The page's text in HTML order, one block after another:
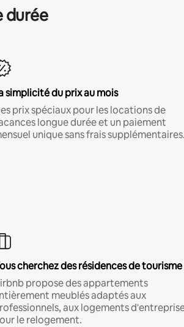
durée
simplicité du prix au mois
prix spéciaux pour les locations de
longue durée et un paiement
unique sans frais
cherchez des résidences de tourisme
propose des appartements
meublés adaptés aux
aux logements
le relogement.